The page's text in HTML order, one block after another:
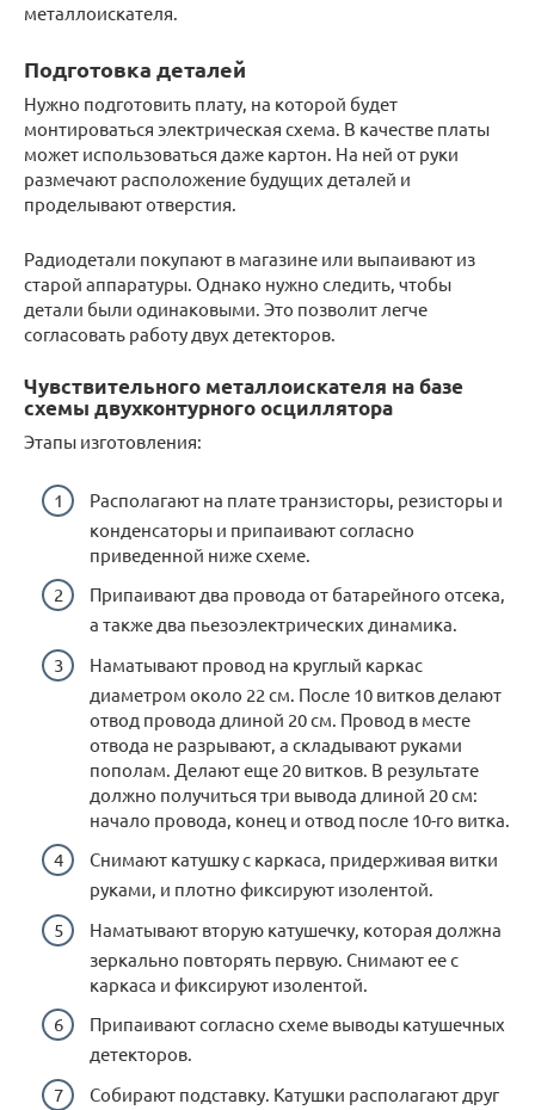
металлоискателя.
Подготовка деталей
Нужно подготовить плату, на которой будет
монтироваться электрическая схема. В качестве платы
может использоваться даже картон. На ней от руки
размечают расположение будущих деталей и
проделывают отверстия.
Радиодетали покупают в магазине или выпаивают из
старой аппаратуры. Однако нужно следить, чтобы
детали были одинаковыми. Это позволит легче
согласовать работу двух детекторов.
Чувствительного металлоискателя на базе
схемы двухконтурного осциллятора
Этапы изготовления:
Располагают на плате транзисторы, резисторы и
конденсаторы и припаивают согласно
приведенной ниже схеме.
Припаивают два провода от батарейного отсека,
а также два пьезоэлектрических динамика.
Наматывают провод на круглый каркас
диаметром около 22 см. После 10 витков делают
отвод провода длиной 20 см. Провод в месте
отвода не разрывают, а складывают руками
пополам. Делают еще 20 витков. В результате
должно получиться три вывода длиной 20 см:
начало провода, конец и отвод после 10-го витка.
Снимают катушку с каркаса, придерживая витки
руками, и плотно фиксируют изолентой.
Наматывают вторую катушечку, которая должна
зеркально повторять первую. Снимают ее с
каркаса и фиксируют изолентой.
Припаивают согласно схеме выводы катушечных
детекторов.
Собирают подставку. Катушки располагают друг